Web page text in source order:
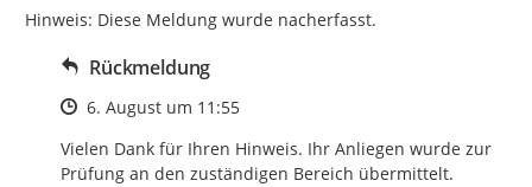
Hinweis: Diese Meldung wurde nacherfasst.
Rückmeldung
Zeitpunkt des Erstellens
6. August um 11:55
Vielen Dank für Ihren Hinweis. Ihr Anliegen wurde zur
Prüfung an den zuständigen Bereich übermittelt.